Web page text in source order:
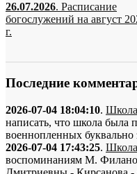
26.07.2026. Расписание
богослужений на август
г.
Последние
2026-07-04 18:04:10.
написать, что школа была
военнопленных буквально
2026-07-04 17:43:25.
воспоминаниям М.